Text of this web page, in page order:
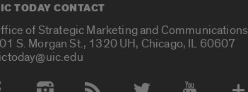
TODAY CONTACT
of Strategic Marketing and Communications
S. Morgan St., 1320 UH, Chicago, IL 60607